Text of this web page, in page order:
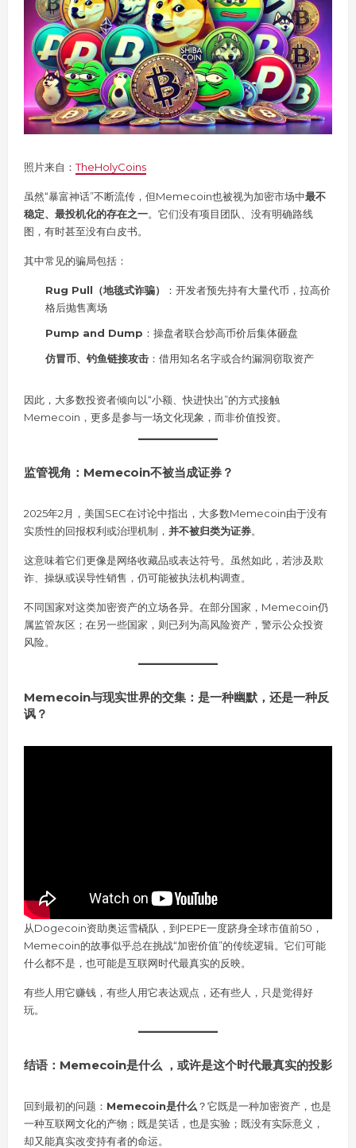
照片来自：TheHolyCoins
虽然“暴富神话”不断流传，但Memecoin也被视为加密市场中最不
稳定、最投机化的存在之一。它们没有项目团队、没有明确路线
图，有时甚至没有白皮书。
其中常见的骗局包括：
Rug Pull（地毯式诈骗）
：开发者预先持有大量代币，拉高价
格后抛售离场
Pump and Dump ：操盘者联合炒高币价后集体砸盘
仿冒币、钓鱼链接攻击 ：借用知名名字或合约漏洞窃取资产
因此，大多数投资者倾向以“小额、快进快出”的方式接触
Memecoin，更多是参与一场文化现象，而非价值投资。
监管视角：Memecoin不被当成证券？
2025年2月，美国SEC在讨论中指出，大多数Memecoin由于没有
实质性的回报权利或治理机制， 并不被归类为证券。
这意味着它们更像是网络收藏品或表达符号。虽然如此，若涉及欺
诈、操纵或误导性销售，仍可能被执法机构调查。
不同国家对这类加密资产的立场各异。在部分国家，Memecoin仍
属监管灰区；在另一些国家，则已列为高风险资产，警示公众投资
风险。
Memecoin与现实世界的交集：是一种幽默，还是一种反
讽？
从Dogecoin资助奥运雪橇队，到PEPE一度跻身全球市值前50，
Memecoin的故事似乎总在挑战“加密价值”的传统逻辑。它们可能
什么都不是，也可能是互联网时代最真实的反映。
有些人用它赚钱，有些人用它表达观点，还有些人，只是觉得好
玩。
结语：Memecoin是什么 ，或许是这个时代最真实的投影
回到最初的问题： Memecoin是什么 ？它既是一种加密资产，也是
一种互联网文化的产物；既是笑话，也是实验；既没有实际意义，
却又能真实改变持有者的命运。